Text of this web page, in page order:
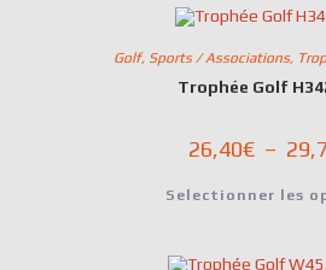
Golf, Sports / Associations,
Trophée Golf
26,40€ –
Selectionner les